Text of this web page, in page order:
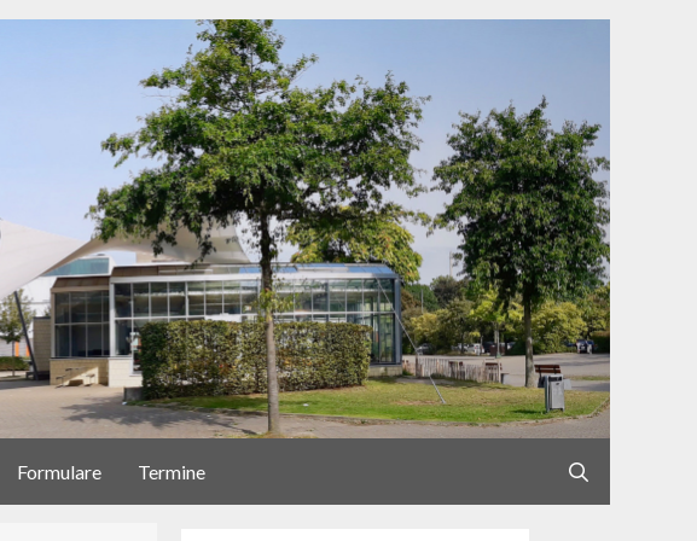
Formulare Termine